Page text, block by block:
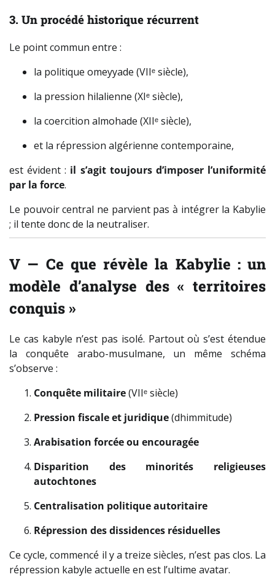
3. Un procédé historique récurrent
Le point commun entre :
la politique omeyyade (VIIᵉ siècle),
la pression hilalienne (XIᵉ siècle),
la coercition almohade (XIIᵉ siècle),
et la répression algérienne contemporaine,
est évident : il s’agit toujours d’imposer l’uniformité
par la force.
Le pouvoir central ne parvient pas à intégrer la Kabylie
; il tente donc de la neutraliser.
V — Ce que révèle la Kabylie : un
modèle d’analyse des « territoires
conquis »
Le cas kabyle n’est pas isolé. Partout où s’est étendue
la conquête arabo-musulmane, un même schéma
s’observe :
Conquête militaire(VIIᵉ siècle)
Pression fiscale et juridique(dhimmitude)
Arabisation forcée ou encouragée
Disparition des minorités religieuses
autochtones
Centralisation politique autoritaire
Répression des dissidences résiduelles
Ce cycle, commencé il y a treize siècles, n’est pas clos. La
répression kabyle actuelle en est l’ultime avatar.